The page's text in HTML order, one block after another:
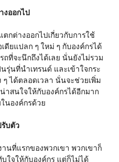
งออกไป⁣⁣⁣
กต่างออกไปเกี่ยวกับการใช้
ดียแปลก ๆ ใหม่ ๆ กับองค์กรได้
ที่จะนึกถึงได้เลย นั่นยังไม่รวม
รุ่นที่นำเทรนด์ และเข้าใจกระ
ได้ตลอดเวลา นั่นจะช่วยเพิ่ม
าสนใจให้กับองค์กรได้อีกมาก
นองค์กรด้วย⁣⁣⁣
บตัว⁣⁣⁣
นที่แรกของพวกเขา พวกเขาก็
ใจให้กับองค์กร แต่ก็ไม่ได้